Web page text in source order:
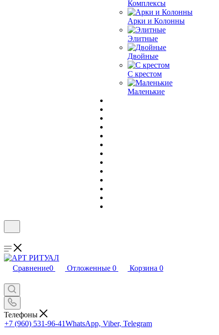
Комплексы
Арки и Колонны
Элитные
Двойные
С крестом
Маленькие
Сравнение0 Отложенные 0 Корзина 0
Телефоны
+7 (960) 531-96-41WhatsApp, Viber, Telegram